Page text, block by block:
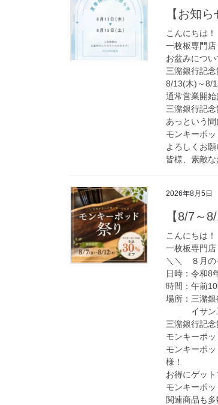
【お知
こんにちは！
一枚板専門
お盆みにつ
三潴銀行記
8/13(木)～8/
通常営業開
三潴銀行記
あっという
モンキーポ
よろしくお
皆様、素敵
2026年8月5日
【8/7～
こんにちは！
一枚板専門
＼＼ ８月の
日時：令和8
時間：午前
場所：三潴銀
イサン工
三潴銀行記
モンキーポ
モンキーポ
様！
お得にゲッ
モンキーポ
関連商品も